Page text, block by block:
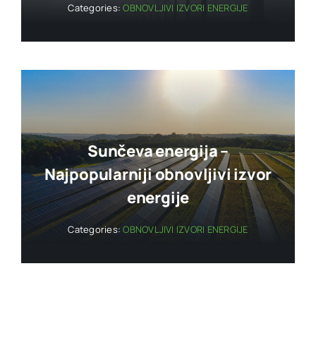
Categories:OBNOVLJIVI IZVORI ENERGIJE
Sunčeva energija –
Najpopularniji obnovljivi izvor
energije
Categories:OBNOVLJIVI IZVORI ENERGIJE